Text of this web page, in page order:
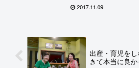
2017.11.09
よりは
出産・育児を
きて本当に良